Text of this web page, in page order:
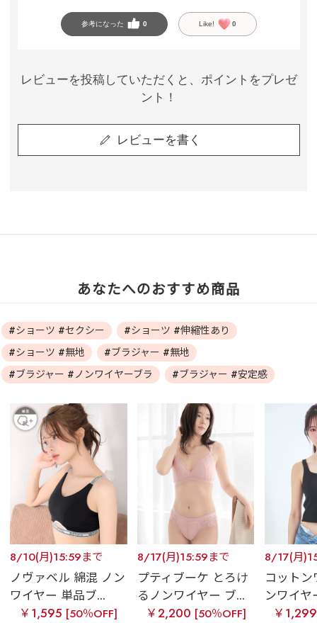
参考になった 0 Like! 0
レビューを投稿していただくと、ポイントをプレゼ
ント！
レビューを書く
あなたへのおすすめ商品
#ショーツ #セクシー
#ショーツ #伸縮性あり
#ショーツ #無地
#ブラジャー #無地
#ブラジャー #ノンワイヤーブラ
#ブラジャー #安定感
8/10(月)15:59まで
ノヴァベル 綿混 ノン
ワイヤー 単品ブ...
￥1,595 [50％OFF]
8/17(月)15:59まで
プティブーケ とろけ
るノンワイヤー ブ...
￥2,200 [50％OFF]
8/17(月
コット
ンワイヤ
￥